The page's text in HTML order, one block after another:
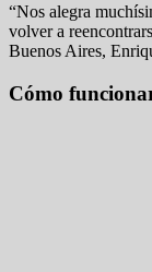
“Nos alegra
volver a
Buenos Aires,
Cómo